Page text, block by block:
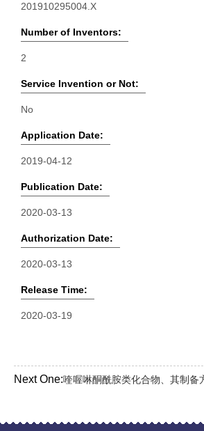
201910295004.X
Number of Inventors:
2
Service Invention or Not:
No
Application Date:
2019-04-12
Publication Date:
2020-03-13
Authorization Date:
2020-03-13
Release Time:
2020-03-19
Next One:喹喔啉酮酰胺类化合物、其制备